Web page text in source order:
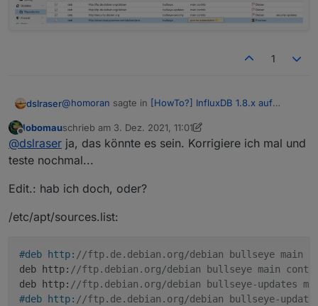
1
dslraser@homoran sagte in [HowTo?] InfluxDB 1.8.x auf
@ lobomausagte in [HowTo?] InfluxDB 1.8.x auf
Debian 11 (proxmox) installieren
@homoranalso... direkt "apt install influxdb"
Grundinstallation
Ich habe es damit gemacht.
https://pve.proxmox.com/wiki/Package_Repositories
und das sieht dann so aus
Offline
lobomauschrieb am 3. Dez. 2021, 11:01
zuletzt editiert von lobomau12. März 2021, 12:08
@dslraser ja, das könnte es sein. Korrigiere ich mal und
teste nochmal...
Edit.: hab ich doch, oder?
/etc/apt/sources.list:
#deb http: //ftp.de.debian.org/debian bullseye main
deb http: //ftp.debian.org/debian bullseye main
deb http: //ftp.debian.org/debian bullseye-updates
#deb http: //ftp.de.debian.org/debian bullseye-